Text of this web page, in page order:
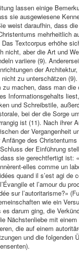
lassen einige
sie ausgewiesene
weist daraufhin, dass
mehrheitlich
Textcorpus erhöhe
nicht, aber die Art und
variiere (9).
der
zu unterschätzen
zu machen, dass man die
Informationsgehalts
und Schreibstile,
bei der die Sorge
ist (11). Nach ihrer
der Vergangenheit
des
der Einführung
sie gerechtfertigt ist:
elles comme un
quand il s’est agi de
et l’amour du
sur l’autoritarisme?»
wie ein
darum ging, die
Nächstenliebe mit
die auf einem
und die folgenden